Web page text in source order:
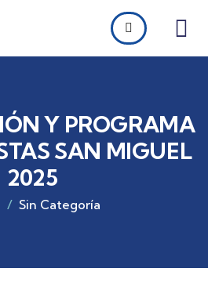
Y PROGRAMA
SAN MIGUEL
2025
Sin Categoría